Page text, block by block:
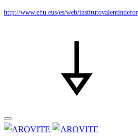
http://www.ehu.eus/es/web/